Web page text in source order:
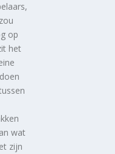
op
het
wat
zijn